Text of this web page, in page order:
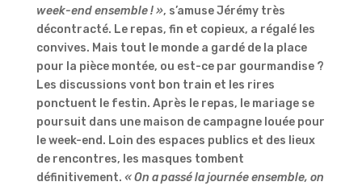
week-end ensemble ! », s’amuse Jérémy très
décontracté. Le repas, fin et copieux, a régalé les
convives. Mais tout le monde a gardé de la place
pour la pièce montée, ou est-ce par gourmandise ?
Les discussions vont bon train et les rires
ponctuent le festin. Après le repas, le mariage se
poursuit dans une maison de campagne louée pour
le week-end. Loin des espaces publics et des lieux
de rencontres, les masques tombent
définitivement. « On a passé la journée ensemble, on